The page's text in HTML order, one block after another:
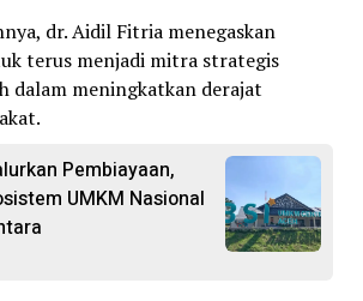
dr. Aidil Fitria menegaskan
terus menjadi mitra strategis
dalam meningkatkan derajat
Pembiayaan,
UMKM Nasional